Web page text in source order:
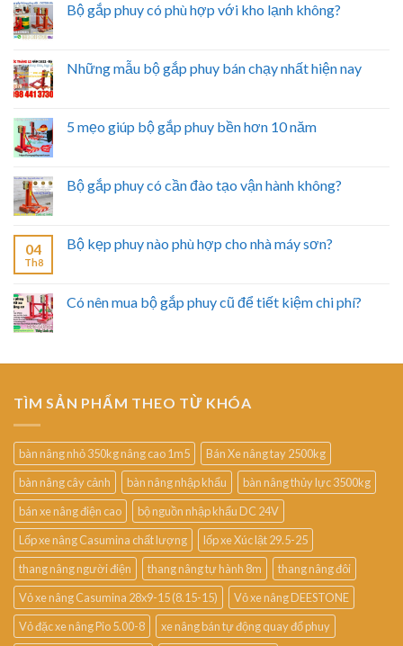
Bộ gắp phuy có phù hợp với kho lạnh không?
Những mẫu bộ gắp phuy bán chạy nhất hiện nay
5 mẹo giúp bộ gắp phuy bền hơn 10 năm
Bộ gắp phuy có cần đào tạo vận hành không?
04
Th8
Bộ kẹp phuy nào phù hợp cho nhà máy sơn?
Có nên mua bộ gắp phuy cũ để tiết kiệm chi phí?
TÌM SẢN PHẨM THEO TỪ KHÓA
bàn nâng nhỏ 350kg nâng cao 1m5
Bán Xe nâng tay 2500kg
bàn nâng cây cảnh
bàn nâng nhập khẩu
bàn nâng thủy lực 3500kg
bán xe nâng điện cao
bộ nguồn nhập khẩu DC 24V
Lốp xe nâng Casumina chất lượng
lốp xe Xúc lật 29.5-25
thang nâng người điện
thang nâng tự hành 8m
thang nâng đôi
Vỏ xe nâng Casumina 28x9-15 (8.15-15)
Vỏ xe nâng DEESTONE
Vỏ đặc xe nâng Pio 5.00-8
xe nâng bán tự động quay đổ phuy